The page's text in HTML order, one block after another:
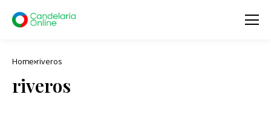
Home riveros
riveros